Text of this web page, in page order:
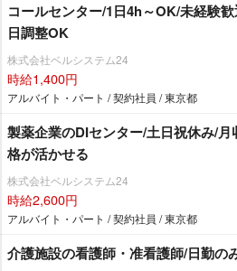
コールセンター/1日4h～OK/未経験
日調整OK
株式会社ベルシステム24
時給1,400円
アルバイト・パート / 契約社員 / 東京都
製薬企業のDIセンター/土日祝休み/
格が活かせる
株式会社ベルシステム24
時給2,600円
アルバイト・パート / 契約社員 / 東京都
介護施設の看護師・准看護師/日勤の